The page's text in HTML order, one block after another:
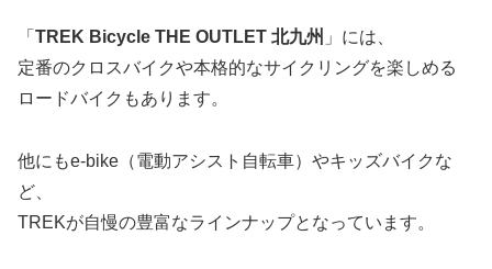
「 TREK Bicycle THE OUTLET 北九州 」には、
定番のクロスバイクや本格的なサイクリングを楽しめる
ロードバイクもあります。
他にもe-bike（電動アシスト自転車）やキッズバイクな
ど、
TREKが自慢の豊富なラインナップとなっています。